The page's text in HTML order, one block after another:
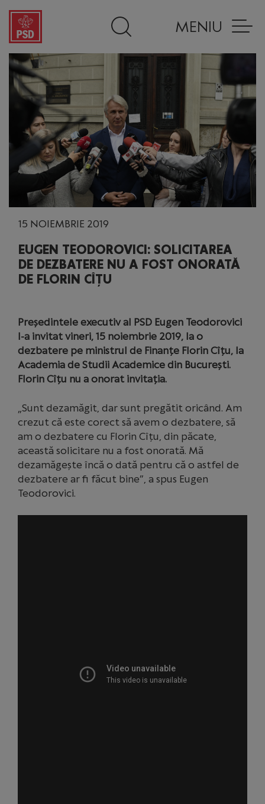
MENIU
15 NOIEMBRIE 2019
EUGEN TEODOROVICI: SOLICITAREA
DE DEZBATERE NU A FOST ONORATĂ
DE FLORIN CÎȚU
Președintele executiv al PSD Eugen Teodorovici
l-a invitat vineri, 15 noiembrie 2019, la o
dezbatere pe ministrul de Finanțe Florin Cîțu, la
Academia de Studii Academice din București.
Florin Cîțu nu a onorat invitația.
„Sunt dezamăgit, dar sunt pregătit oricând. Am
crezut că este corect să avem o dezbatere, să
am o dezbatere cu Florin Cîțu, din păcate,
această solicitare nu a fost onorată. Mă
dezamăgește încă o dată pentru că o astfel de
dezbatere ar fi făcut bine”, a spus Eugen
Teodorovici.